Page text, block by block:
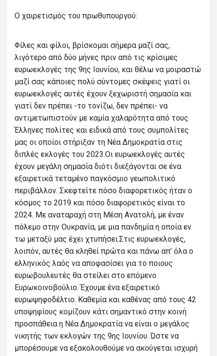
Ο χαιρετισμός του πρωθυπουργού:
Φίλες και φίλοι, βρίσκομαι σήμερα μαζί σας,
λιγότερο από δύο μήνες πριν από τις κρίσιμες
ευρωεκλογές της 9ης Ιουνίου, και θέλω να μοιραστώ
μαζί σας κάποιες πολύ σύντομες σκέψεις γιατί οι
ευρωεκλογές αυτές έχουν ξεχωριστή σημασία και
γιατί δεν πρέπει -το τονίζω, δεν πρέπει- να
αντιμετωπιστούν με καμία χαλαρότητα από τους
Έλληνες πολίτες και ειδικά από τους συμπολίτες
μας οι οποίοι στήριξαν τη Νέα Δημοκρατία στις
διπλές εκλογές του 2023.Οι ευρωεκλογές αυτές
έχουν μεγάλη σημασία διότι διεξάγονται σε ένα
εξαιρετικά τεταμένο παγκόσμιο γεωπολιτικό
περιβάλλον. Σκεφτείτε πόσο διαφορετικός ήταν ο
κόσμος το 2019 και πόσο διαφορετικός είναι το
2024. Με αναταραχή στη Μέση Ανατολή, με έναν
πόλεμο στην Ουκρανία, με μια πανδημία η οποία εν
τω μεταξύ μας έχει χτυπήσει.Στις ευρωεκλογές,
λοιπόν, αυτές θα κληθεί πρώτα και πάνω απ’ όλα ο
ελληνικός λαός να αποφασίσει για το ποιους
ευρωβουλευτές θα στείλει στο επόμενο
Ευρωκοινοβούλιο. Έχουμε ένα εξαιρετικό
ευρωψηφοδέλτιο. Καθεμία και καθένας από τους 42
υποψηφίους κομίζουν κάτι σημαντικό στην κοινή
προσπάθεια η Νέα Δημοκρατία να είναι ο μεγάλος
νικητής των εκλογών της 9ης Ιουνίου. Ώστε να
μπορέσουμε να εξακολουθούμε να ακούγεται ισχυρή